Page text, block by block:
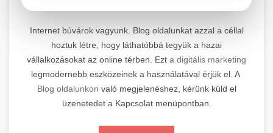
+
Professzionális elektromos roller javítási és
karbantartási szolgáltatások. Szakértő
technikusaink minőségi szervízt nyújtanak
minden jelentős márkához és modellhez.
Szervizközpont Látogatása
📊 2. Online Marketing
Ügynökség
+
Átfogó online marketing szolgáltatások,
beleértve a SEO-t, közösségi média kezelést és
Internet búvárok vagyunk. Blog oldalunkat azzal a céllal
hoztuk létre, hogy láthatóbbá tegyük a hazai
vállalkozásokat az online térben. Ezt a digitális marketing
legmodernebb eszközeinek a használatával érjük el. A
Blog oldalunkon való megjelenéshez, kérünk küld el
üzenetedet a Kapcsolat menüpontban.